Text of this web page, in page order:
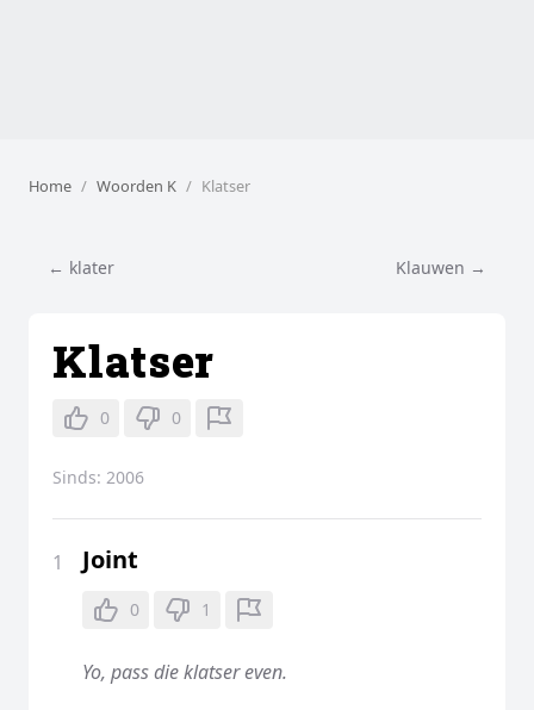
Home Woorden K Klatser
← klater Klauwen →
Klatser
0 0
Sinds: 2006
1 Joint
0 1
Yo, pass die klatser even.